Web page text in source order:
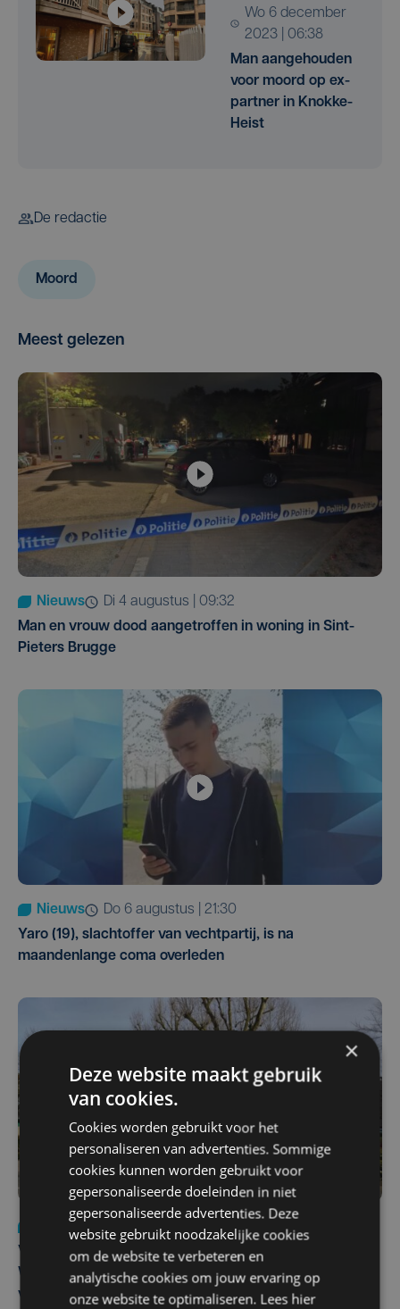
wo 6 december
2023 | 06:38
Man aangehouden
voor moord op ex-
partner in Knokke-
Heist
De redactie
Moord
Meest gelezen
Nieuws
di 4 augustus | 09:32
Man en vrouw dood aangetroffen in woning in Sint-
Pieters Brugge
Nieuws
do 6 augustus | 21:30
Yaro (19), slachtoffer van vechtpartij, is na
maandenlange coma overleden
wo 5 augustus | 11:57
Vier Oostendse gynaecologen versterken dienst in AZ
West, dat ook een nieuwe voltijdse gynaecoloog
verwelkomt
×
Deze website maakt gebruik
van cookies.
Cookies worden gebruikt voor het
personaliseren van advertenties. Sommige
cookies kunnen worden gebruikt voor
gepersonaliseerde doeleinden in niet
gepersonaliseerde advertenties. Deze
website gebruikt noodzakelijke cookies
om de website te verbeteren en
analytische cookies om jouw ervaring op
onze website te optimaliseren. Lees hier